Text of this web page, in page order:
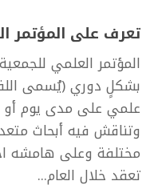
تعرف على المؤتمر
المؤتمر العلمي
بشكلٍ دوري (يُسمى
علمي على مدى يوم أو
وتناقش فيه أبحاث
مختلفة وعلى هامشه
تعقد خلال العام...